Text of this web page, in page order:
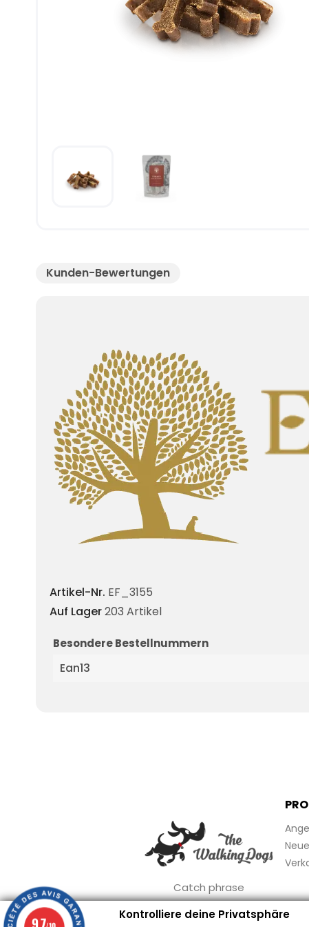
Kunden-Bewertungen
Artikel-Nr. EF_3155
Auf Lager203 Artikel
Besondere Bestellnummern
Ean13
Catch phrase
Kontrolliere deine Privatsphäre
9.7